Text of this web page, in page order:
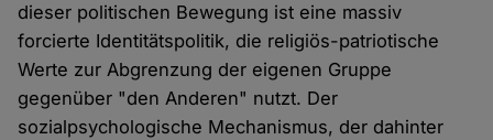
dieser politischen Bewegung ist eine massiv
forcierte Identitätspolitik, die religiös-patriotische
Werte zur Abgrenzung der eigenen Gruppe
gegenüber "den Anderen" nutzt. Der
sozialpsychologische Mechanismus, der dahinter